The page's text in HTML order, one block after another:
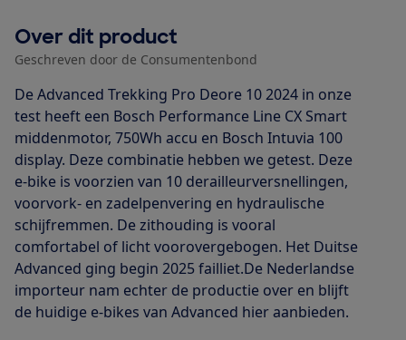
Over dit product
Geschreven door de Consumentenbond
De Advanced Trekking Pro Deore 10 2024 in onze
test heeft een Bosch Performance Line CX Smart
middenmotor, 750Wh accu en Bosch Intuvia 100
display. Deze combinatie hebben we getest. Deze
e-bike is voorzien van 10 derailleurversnellingen,
voorvork- en zadelpenvering en hydraulische
schijfremmen. De zithouding is vooral
comfortabel of licht voorovergebogen. Het Duitse
Advanced ging begin 2025 failliet.De Nederlandse
importeur nam echter de productie over en blijft
de huidige e-bikes van Advanced hier aanbieden.